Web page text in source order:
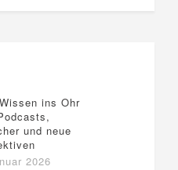
ins Ohr
und neue
2026